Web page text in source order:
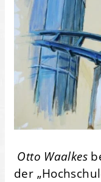
Otto Waalkes
der